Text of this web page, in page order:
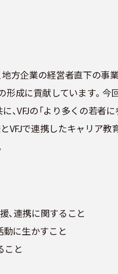
地方企業の経営者直下の
成に貢献しています。今
、VFJの「より多くの若
VFJで連携したキャリア
、連携に関すること
動に生かすこと
こと